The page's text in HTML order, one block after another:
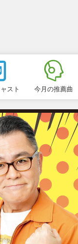
スト 今月の推薦曲